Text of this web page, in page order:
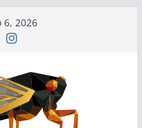
6, 2026